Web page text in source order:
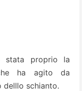
proprio la
ha agito da
delllo schianto.